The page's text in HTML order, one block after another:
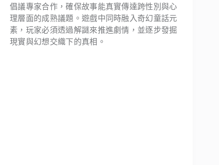
倡議專家合作，確保故事能真實傳達跨性別與心
理層面的成熟議題。遊戲中同時融入奇幻童話元
素，玩家必須透過解謎來推進劇情，並逐步發掘
現實與幻想交織下的真相。